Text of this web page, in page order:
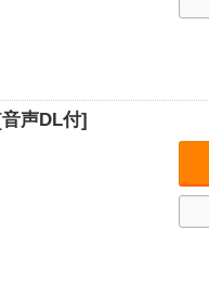
声DL付]